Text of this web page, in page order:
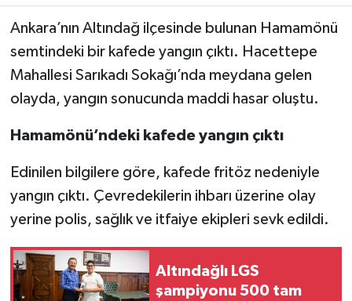
Ankara’nın Altındağ ilçesinde bulunan Hamamönü
semtindeki bir kafede yangın çıktı. Hacettepe
Mahallesi Sarıkadı Sokağı’nda meydana gelen
olayda, yangın sonucunda maddi hasar oluştu.
Hamamönü’ndeki kafede yangın çıktı
Edinilen bilgilere göre, kafede fritöz nedeniyle
yangın çıktı. Çevredekilerin ihbarı üzerine olay
yerine polis, sağlık ve itfaiye ekipleri sevk edildi.
Altındağlı LGS
şampiyonu 500 tam